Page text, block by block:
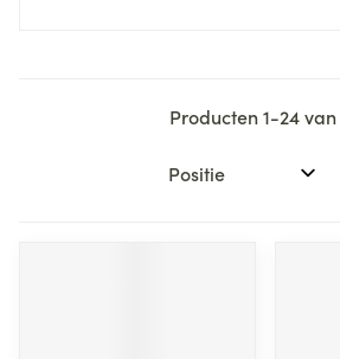
Producten1-24van
Sorteer op: